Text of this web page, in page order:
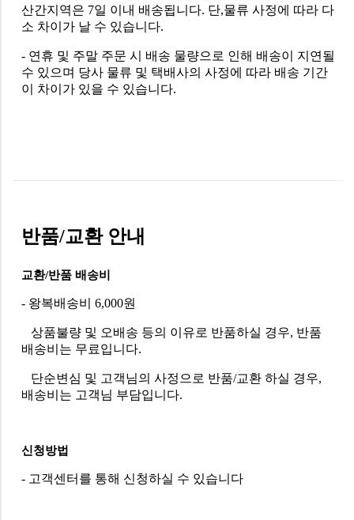
산간지역은 7일 이내 배송됩니다. 단,물류 사정에 따라 다
소 차이가 날 수 있습니다.
- 연휴 및 주말 주문 시 배송 물량으로 인해 배송이 지연될
수 있으며 당사 물류 및 택배사의 사정에 따라 배송 기간
이 차이가 있을 수 있습니다.
반품/교환 안내
교환/반품 배송비
- 왕복배송비 6,000원
상품불량 및 오배송 등의 이유로 반품하실 경우, 반품
배송비는 무료입니다.
단순변심 및 고객님의 사정으로 반품/교환 하실 경우,
배송비는 고객님 부담입니다.
신청방법
- 고객센터를 통해 신청하실 수 있습니다